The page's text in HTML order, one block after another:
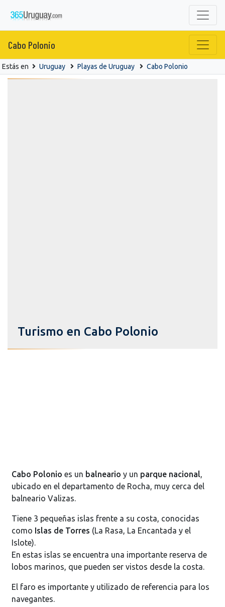
Cabo Polonio
Estás en Uruguay Playas de Uruguay Cabo Polonio
Turismo en Cabo Polonio
Cabo Polonio es un balneario y un parque nacional,
ubicado en el departamento de Rocha, muy cerca del
balneario Valizas.
Tiene 3 pequeñas islas frente a su costa, conocidas
como Islas de Torres (La Rasa, La Encantada y el
Islote).
En estas islas se encuentra una importante reserva de
lobos marinos, que pueden ser vistos desde la costa.
El faro es importante y utilizado de referencia para los
navegantes.